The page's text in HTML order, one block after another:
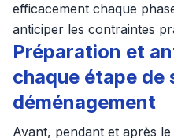
efficacement chaque
anticiper les contraintes
Préparation et
chaque étape de
déménagement
Avant, pendant et après